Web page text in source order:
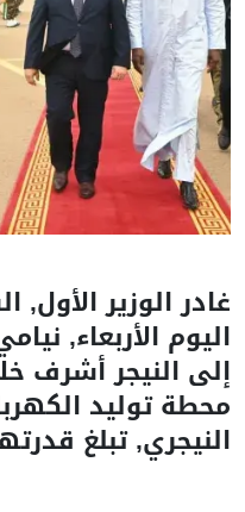
غادر الوزير
اليوم الأربعاء,
إلى النيجر أشرف
محطة توليد
النيجري, تبلغ قدرتها